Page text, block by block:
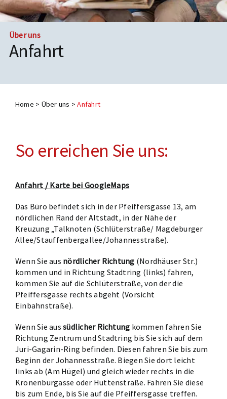
Termine
Über uns
Anfahrt
Home > Über uns >Anfahrt
So erreichen Sie uns:
Anfahrt / Karte bei GoogleMaps
Das Büro befindet sich in der Pfeiffersgasse 13, am
nördlichen Rand der Altstadt, in der Nähe der
Kreuzung „Talknoten (Schlüterstraße/ Magdeburger
Allee/Stauffenbergallee/Johannesstraße).
Wenn Sie aus nördlicher Richtung (Nordhäuser Str.)
kommen und in Richtung Stadtring (links) fahren,
kommen Sie auf die Schlüterstraße, von der die
Pfeiffersgasse rechts abgeht (Vorsicht
Einbahnstraße).
Wenn Sie aussüdlicher Richtung kommen fahren Sie
Richtung Zentrum und Stadtring bis Sie sich auf dem
Juri-Gagarin-Ring befinden. Diesen fahren Sie bis zum
Beginn der Johannesstraße. Biegen Sie dort leicht
links ab (Am Hügel) und gleich wieder rechts in die
Kronenburgasse oder Huttenstraße. Fahren Sie diese
bis zum Ende, bis Sie auf die Pfeiffersgasse treffen.